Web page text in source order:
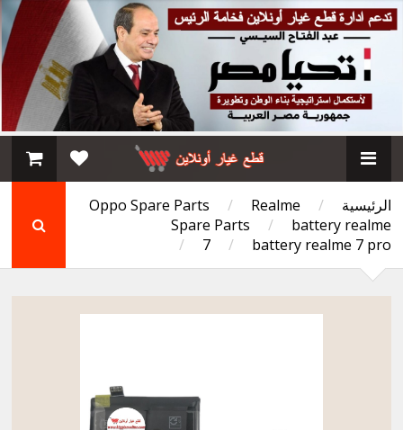
الرئيسية /
Oppo Spare Parts /
Realme
Spare Parts
/
battery realme
7
/ battery realme 7 pro
/